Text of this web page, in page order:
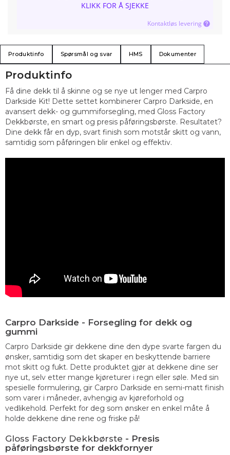
KLIKK FOR Å SJEKKE
Kontaktløs levering
Produktinfo Spørsmål og svar HMS Dokumenter
Produktinfo
Få dine dekk til å skinne og se nye ut lenger med Carpro
Darkside Kit! Dette settet kombinerer Carpro Darkside, en
avansert dekk- og gummiforsegling, med Gloss Factory
Dekkbørste, en smart og presis påføringsbørste. Resultatet?
Dine dekk får en dyp, svart finish som motstår skitt og vann,
samtidig som påføringen blir enkel og effektiv.
Carpro Darkside - Forsegling for dekk og
gummi
Carpro Darkside gir dekkene dine den dype svarte fargen du
ønsker, samtidig som det skaper en beskyttende barriere
mot skitt og fukt. Dette produktet gjør at dekkene dine ser
nye ut, selv etter mange kjøreturer i regn eller søle. Med sin
spesielle formulering, gir Carpro Darkside en semi-matt finish
som varer i måneder, avhengig av kjøreforhold og
vedlikehold. Perfekt for deg som ønsker en enkel måte å
holde dekkene dine rene og friske på!
Gloss Factory Dekkbørste - Presis
påføringsbørste for dekkfornyer